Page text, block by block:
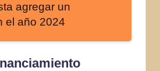
agregar un
el año 2024